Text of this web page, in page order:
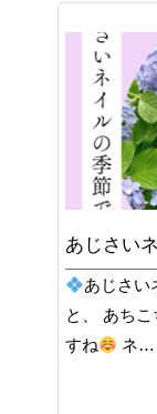
あじさい
あじさい
と、 あち
すね
ネ…